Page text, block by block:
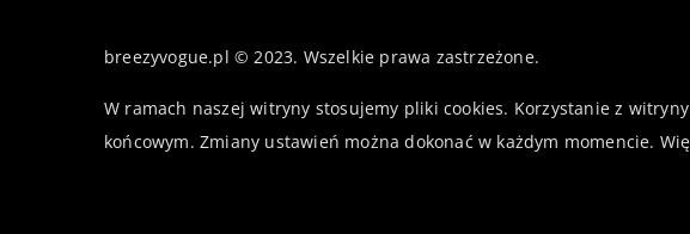
breezyvogue.pl © 2023. Wszelkie prawa zastrzeżone.
W ramach naszej witryny stosujemy pliki cookies. Korzystanie z
końcowym. Zmiany ustawień można dokonać w każdym momencie.